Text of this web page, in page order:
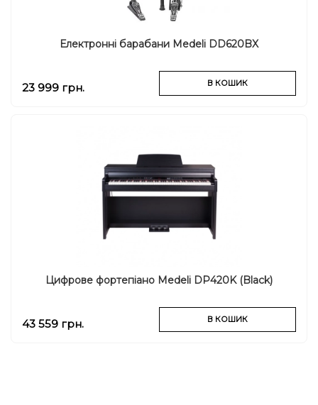
Електронні барабани Medeli DD620BX
23 999 грн. В КОШИК
Цифрове фортепіано Medeli DP420K (Black)
43 559 грн. В КОШИК